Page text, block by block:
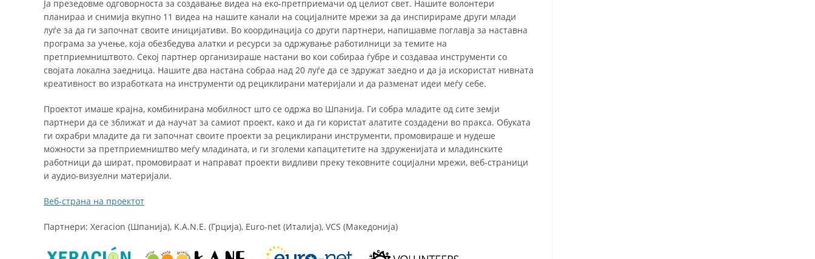
Ја презедовме одговорноста за создавање видеа на еко-претприемачи од целиот свет. Нашите волонтери
планираа и снимија вкупно 11 видеа на нашите канали на социјалните мрежи за да инспирираме други млади
луѓе за да ги започнат своите иницијативи. Во координација со други партнери, напишавме поглавја за наставна
програма за учење, која обезбедува алатки и ресурси за одржување работилници за темите на
претприемништвото. Секој партнер организираше настани во кои собираа ѓубре и создаваа инструменти со
својата локална заедница. Нашите два настана собраа над 20 луѓе да се здружат заедно и да ја искористат нивната
креативност во изработката на инструменти од рециклирани материјали и да разменат идеи меѓу себе.
Проектот имаше крајна, комбинирана мобилност што се одржа во Шпанија. Ги собра младите од сите земји
партнери да се зближат и да научат за самиот проект, како и да ги користат алатите создадени во пракса. Обуката
ги охрабри младите да ги започнат своите проекти за рециклирани инструменти, промовираше и нудеше
можности за претприемништво меѓу младината, и ги зголеми капацитетите на здруженијата и младинските
работници да шират, промовираат и направат проекти видливи преку тековните социјални мрежи, веб-страници
и аудио-визуелни материјали.
Веб-страна на проектот
Партнери: Xeracion (Шпанија), K.A.N.E. (Грција), Euro-net (Италија), VCS (Македонија)